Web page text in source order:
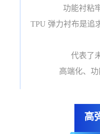
功能衬粘
TPU 弹力衬布是追
代表了
高端化、
高